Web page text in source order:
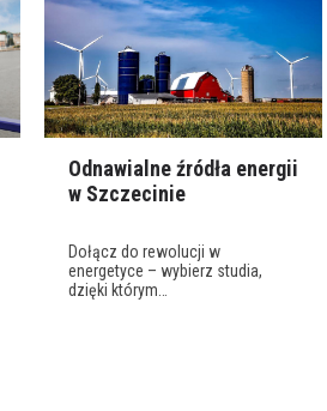
Odnawialne źródła energii
w Szczecinie
Dołącz do rewolucji w
energetyce – wybierz studia,
dzięki którym…